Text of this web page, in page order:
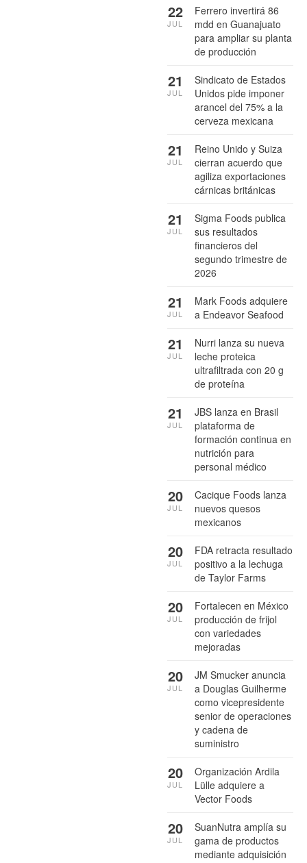
Ferrero invertirá 86
mdd en Guanajuato
para ampliar su planta
de producción
22
JUL
Sindicato de Estados
Unidos pide imponer
arancel del 75% a la
cerveza mexicana
21
JUL
Reino Unido y Suiza
cierran acuerdo que
agiliza exportaciones
cárnicas británicas
21
JUL
Sigma Foods publica
sus resultados
financieros del
segundo trimestre de
2026
21
JUL
Mark Foods adquiere
a Endeavor Seafood
21
JUL
Nurri lanza su nueva
leche proteica
ultrafiltrada con 20 g
de proteína
21
JUL
JBS lanza en Brasil
plataforma de
formación continua en
nutrición para
personal médico
21
JUL
Cacique Foods lanza
nuevos quesos
mexicanos
20
JUL
FDA retracta resultado
positivo a la lechuga
de Taylor Farms
20
JUL
Fortalecen en México
producción de frijol
con variedades
mejoradas
20
JUL
JM Smucker anuncia
a Douglas Guilherme
como vicepresidente
senior de operaciones
y cadena de
suministro
20
JUL
Organización Ardila
Lülle adquiere a
Vector Foods
20
JUL
SuanNutra amplía su
gama de productos
mediante adquisición
20
JUL